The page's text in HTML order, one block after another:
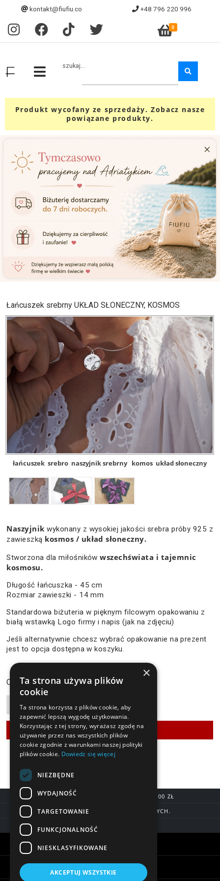
kontakt@fiufiu.co +48 796 220 996
0
szukaj...
Produkt wycofany ze sprzedaży. Zobacz nasze
powiązane produkty.
Łańcuszek srebrny UKŁAD SŁONECZNY, KOSMOS
łańcuszek srebro naszyjnik srebrny komos układ słoneczny
Naszyjnikwykonany z wysokiej jakości srebra próby 925 z
zawieszką kosmos / układ słoneczny.
Stworzona dla miłośników wszechświata i tajemnic
kosmosu.
Długość łańcuszka - 45 cm
Rozmiar zawieszki - 14 mm
Standardowa biżuteria w pięknym filcowym opakowaniu z
białą wstawką Logo firmy i napis (jak na zdjęciu)
Jeśli alternatywnie chcesz wybrać opakowanie na prezent
jest to opcja dostępna w koszyku.
Cena: 164,90 zł
DARMOWA DOSTAWA OD 200,00 ZŁ
DOSTAWA DO 7 DNI ROBOCZYCH.
BLIK, SZYBKIE PRZELEWY
Warunki zakupów
×
Ta strona używa plików
cookie
Ta strona korzysta z plików cookie, aby
zapewnić lepszą wygodę użytkowania.
Korzystając z tej strony, wyrażasz zgodę na
używanie przez nas wszystkich plików
cookie zgodnie z warunkami naszej polityki
plików cookie. Dowiedz się więcej
NIEZBĘDNE
WYDAJNOŚĆ
TARGETOWANIE
FUNKCJONALNOŚĆ
NIESKLASYFIKOWANE
AKCEPTUJ WSZYSTKIE